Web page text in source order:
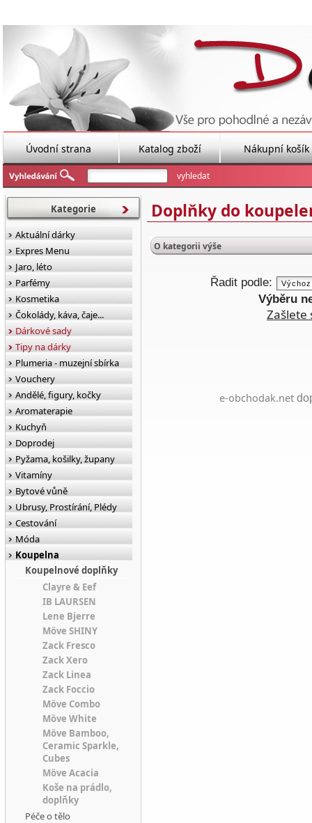
Úvodní strana Katalog zboží Nákupní košík
Doplňky do
O kategorii výše
Řadit podle:
Výběru
Zašlete
e-obchodak.net
Kategorie
Aktuální dárky
Expres Menu
Jaro, léto
Parfémy
Kosmetika
Čokolády, káva, čaje...
Dárkové sady
Tipy na dárky
Plumeria - muzejní sbírka
Vouchery
Andělé, figury, kočky
Aromaterapie
Kuchyň
Doprodej
Pyžama, košilky, župany
Vitamíny
Bytové vůně
Ubrusy, Prostírání, Plédy
Cestování
Móda
Koupelna
Koupelnové doplňky
Clayre & Eef
IB LAURSEN
Lene Bjerre
Möve SHINY
Zack Fresco
Zack Xero
Zack Linea
Zack Foccio
Möve Combo
Möve White
Möve Bamboo,
Ceramic Sparkle,
Cubes
Möve Acacia
Koše na prádlo,
doplňky
Péče o tělo